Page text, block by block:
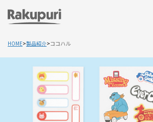
HOME 製品紹介 ココハル